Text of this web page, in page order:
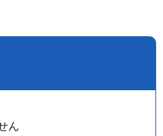
ん